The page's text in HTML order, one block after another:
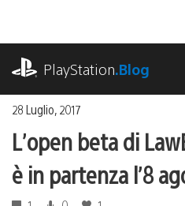
contenuto
PlayStation.Blog
28 Luglio, 2017
L’open beta di
è in partenza l’8